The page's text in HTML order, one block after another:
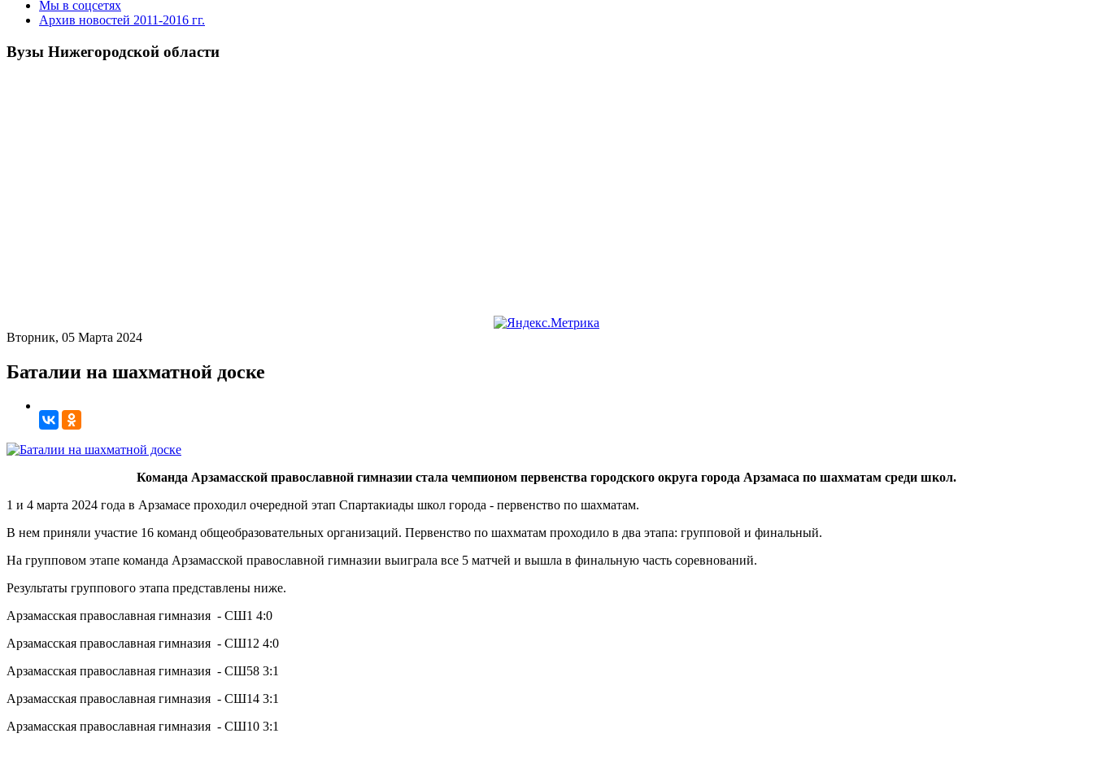
Мы в соцсетях
Архив новостей 2011-2016 гг.
Вузы Нижегородской области
Вторник, 05 Марта 2024
Баталии на шахматной доске
Команда Арзамасской православной гимназии стала чемпионом первенства городского округа города Арзамаса по шахматам среди школ.
1 и 4 марта 2024 года в Арзамасе проходил очередной этап Спартакиады школ города - первенство по шахматам.
В нем приняли участие 16 команд общеобразовательных организаций. Первенство по шахматам проходило в два этапа: групповой и финальный.
На групповом этапе команда Арзамасской православной гимназии выиграла все 5 матчей и вышла в финальную часть соревнований.
Результаты группового этапа представлены ниже.
Арзамасская православная гимназия - СШ1 4:0
Арзамасская православная гимназия - СШ12 4:0
Арзамасская православная гимназия - СШ58 3:1
Арзамасская православная гимназия - СШ14 3:1
Арзамасская православная гимназия - СШ10 3:1